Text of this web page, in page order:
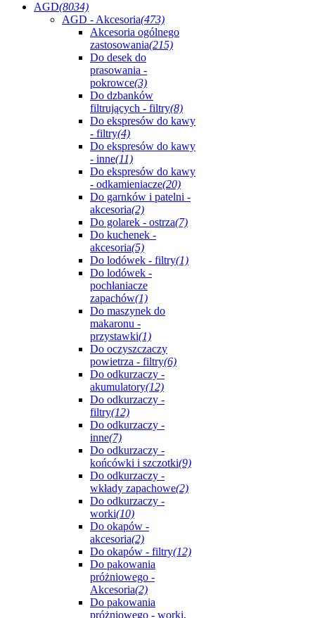
AGD(8034)
AGD - Akcesoria(473)
Akcesoria ogólnego
zastosowania(215)
Do desek do
prasowania -
pokrowce(3)
Do dzbanków
filtrujących - filtry(8)
Do ekspresów do kawy
- filtry(4)
Do ekspresów do kawy
- inne(11)
Do ekspresów do kawy
- odkamieniacze(20)
Do garnków i patelni -
akcesoria(2)
Do golarek - ostrza(7)
Do kuchenek -
akcesoria(5)
Do lodówek - filtry(1)
Do lodówek -
pochłaniacze
zapachów(1)
Do maszynek do
makaronu -
przystawki(1)
Do oczyszczaczy
powietrza - filtry(6)
Do odkurzaczy -
akumulatory(12)
Do odkurzaczy -
filtry(12)
Do odkurzaczy -
inne(7)
Do odkurzaczy -
końcówki i szczotki(9)
Do odkurzaczy -
wkłady zapachowe(2)
Do odkurzaczy -
worki(10)
Do okapów -
akcesoria(2)
Do okapów - filtry(12)
Do pakowania
próżniowego -
Akcesoria(2)
Do pakowania
próżniowego - worki,